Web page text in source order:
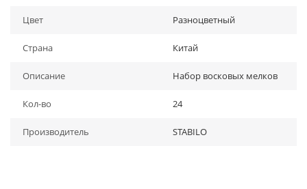
Цвет Разноцветный
Страна Китай
Описание Набор восковых мелков
Кол-во 24
Производитель STABILO